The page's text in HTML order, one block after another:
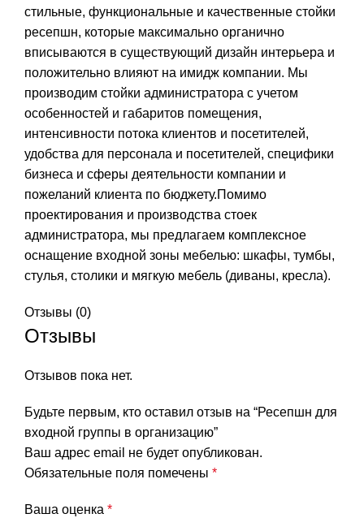
стильные, функциональные и качественные стойки
ресепшн, которые максимально органично
вписываются в существующий дизайн интерьера и
положительно влияют на имидж компании. Мы
производим стойки администратора с учетом
особенностей и габаритов помещения,
интенсивности потока клиентов и посетителей,
удобства для персонала и посетителей, специфики
бизнеса и сферы деятельности компании и
пожеланий клиента по бюджету.Помимо
проектирования и производства стоек
администратора, мы предлагаем комплексное
оснащение входной зоны мебелью: шкафы, тумбы,
стулья, столики и мягкую мебель (диваны, кресла).
Отзывы (0)
Отзывы
Отзывов пока нет.
Будьте первым, кто оставил отзыв на “Ресепшн для
входной группы в организацию”
Ваш адрес email не будет опубликован.
Обязательные поля помечены *
Ваша оценка *